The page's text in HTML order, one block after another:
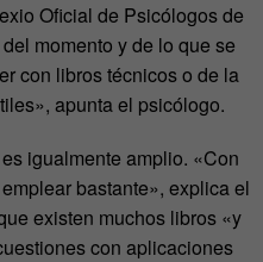
Oficial de Psicólogos de
momento y de lo que se
con libros técnicos o de la
apunta el psicólogo.
igualmente amplio. «Con
bastante», explica el
existen muchos libros «y
con aplicaciones